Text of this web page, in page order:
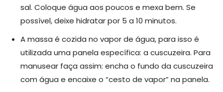
sal. Coloque água aos poucos e mexa bem. Se
possível, deixe hidratar por 5 a 10 minutos.
A massa é cozida no vapor de água, para isso é
utilizada uma panela específica: a cuscuzeira. Para
manusear faça assim: encha o fundo da cuscuzeira
com água e encaixe o “cesto de vapor” na panela.